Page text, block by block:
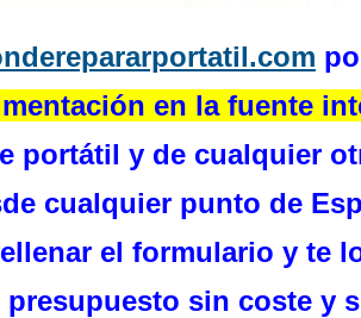
p
en la fuente
portátil y de cualquier
cualquier punto de
el formulario y te
presupuesto sin coste y